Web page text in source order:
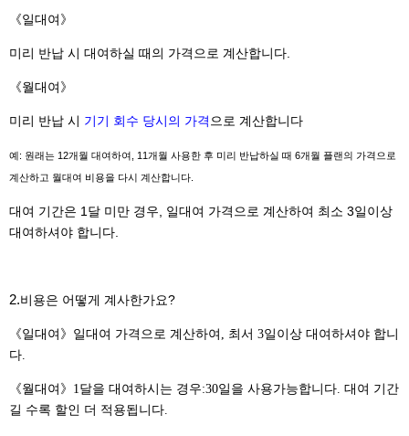
《일대여》
미리 반납 시 대여하실 때의 가격으로 계산합니다.
《월대여》
미리 반납 시 기기 회수 당시의 가격 으로 계산합니다
예: 원래는 12개월 대여하여, 11개월 사용한 후 미리 반납하실 때 6개월 플랜의 가격으로
계산하고 월대여 비용을 다시 계산합니다.
대여 기간은 1달 미만 경우, 일대여 가격으로 계산하여 최소 3일이상
대여하셔야 합니다.
2.비용은 어떻게 계사한가요?
《일대여》일대여 가격으로 계산하여, 최서 3일이상 대여하셔야 합니
다.
《월대여》1달을 대여하시는 경우:30일을 사용가능합니다. 대여 기간
길 수록 할인 더 적용됩니다.